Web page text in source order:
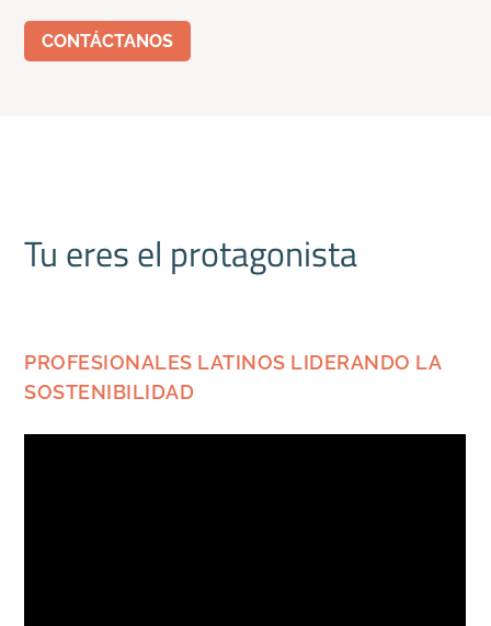
CONTÁCTANOS
Tu eres el protagonista
PROFESIONALES LATINOS LIDERANDO LA
SOSTENIBILIDAD